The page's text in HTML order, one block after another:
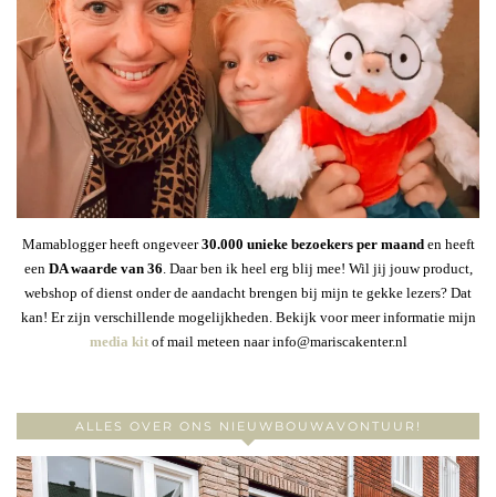
Mamablogger heeft ongeveer30.000 unieke bezoekers per maanden heeft
een DA waarde van 36 . Daar ben ik heel erg blij mee! Wil jij jouw product,
webshop of dienst onder de aandacht brengen bij mijn te gekke lezers? Dat
kan! Er zijn verschillende mogelijkheden. Bekijk voor meer informatie mijn
media kitof mail meteen naar info@mariscakenter.nl
ALLES OVER ONS NIEUWBOUWAVONTUUR!